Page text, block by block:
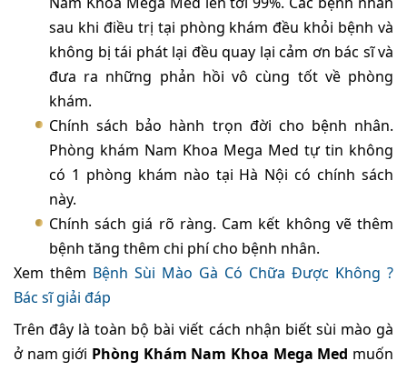
sau khi điều trị tại phòng khám đều khỏi bệnh và
không bị tái phát lại đều quay lại cảm ơn bác sĩ và
đưa ra những phản hồi vô cùng tốt về phòng
khám.
Chính sách bảo hành trọn đời cho bệnh nhân.
Phòng khám Nam Khoa Mega Med tự tin không
có 1 phòng khám nào tại Hà Nội có chính sách
này.
Chính sách giá rõ ràng. Cam kết không vẽ thêm
bệnh tăng thêm chi phí cho bệnh nhân.
Xem thêm Bệnh Sùi Mào Gà Có Chữa Được Không ?
Bác sĩ giải đáp
Trên đây là toàn bộ bài viết cách nhận biết sùi mào gà
ở nam giới Phòng Khám Nam Khoa Mega Med muốn